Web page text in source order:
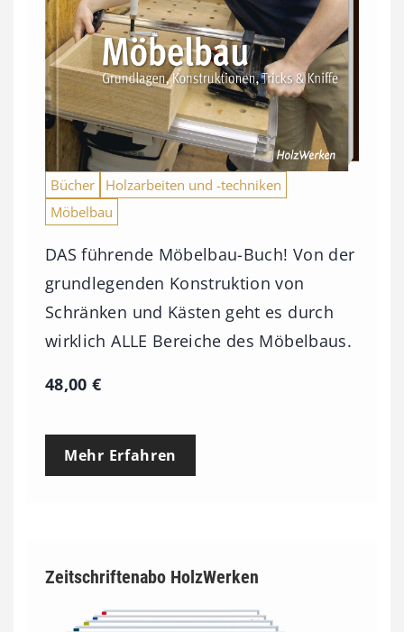
Bücher
Holzarbeiten und -techniken
Möbelbau
DAS führende Möbelbau-Buch! Von der
grundlegenden Konstruktion von
Schränken und Kästen geht es durch
wirklich ALLE Bereiche des Möbelbaus.
48,00€
Mehr Erfahren
Zeitschriftenabo HolzWerken